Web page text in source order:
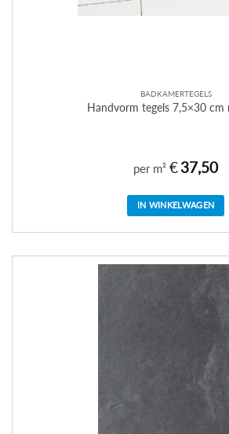
BADKAMERTEGELS
Handvorm tegels 7,5×30
per m² €37,50
IN WINKELWAGEN